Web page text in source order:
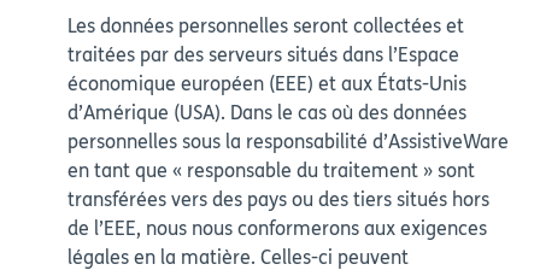
Les données personnelles seront collectées et
traitées par des serveurs situés dans l’Espace
économique européen (EEE) et aux États-Unis
d’Amérique (USA). Dans le cas où des données
personnelles sous la responsabilité d’AssistiveWare
en tant que « responsable du traitement » sont
transférées vers des pays ou des tiers situés hors
de l’EEE, nous nous conformerons aux exigences
légales en la matière. Celles-ci peuvent